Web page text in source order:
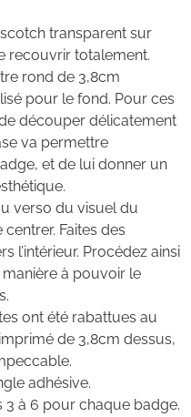
transparent sur
recouvrir totalement.
rond de 3,8cm
pour le fond. Pour ces
découper délicatement
va permettre
et de lui donner un
verso du visuel du
Faites des
l’intérieur. Procédez ainsi
à pouvoir le
ont été rabattues au
de 3,8cm dessus,
adhésive.
3 à 6 pour chaque badge.